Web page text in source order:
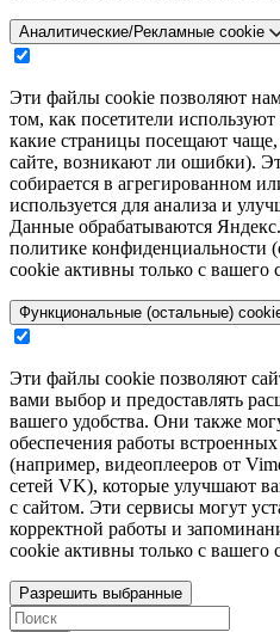
Аналитические/Рекламные cookie
Эти файлы cookie позволяют
том, как посетители
какие страницы посещают чаще,
сайте, возникают ли ошибки).
собирается в агрегированном
используется для анализа и
Данные обрабатываются
политике конфиденциальности
cookie активны только с вашего
Функциональные (остальные)
Эти файлы cookie позволяют
вами выбор и предоставлять
вашего удобства. Они также
обеспечения работы встроенных
(например, видеоплееров от
сетей VK), которые улучшают
с сайтом. Эти сервисы могут
корректной работы и
cookie активны только с вашего
Разрешить выбранные